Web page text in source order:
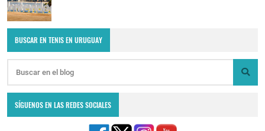
BUSCAR EN TENIS EN URUGUAY
SÍGUENOS EN LAS REDES SOCIALES